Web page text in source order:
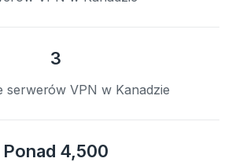
3
serwerów VPN w Kanadzie
Ponad 4,500